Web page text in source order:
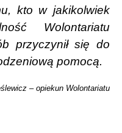
kto w jakikolwiek
Wolontariatu
przyczynił się do
pomocą.
– opiekun Wolontariatu